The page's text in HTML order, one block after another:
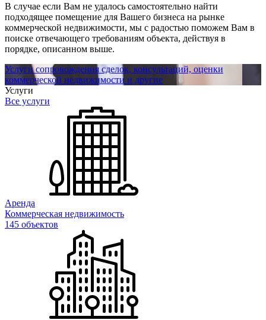
В случае если Вам не удалось самостоятельно найти
подходящее помещение для Вашего бизнеса на рынке
коммерческой недвижимости, мы с радостью поможем Вам в
поиске отвечающего требованиям объекта, действуя в
порядке, описанном выше.
Услуги сопровождения сделок, консультаций, оценки
коммерческой недвижимости и другие
Услуги
Все услуги
Аренда
Коммерческая недвижимость
145 объектов